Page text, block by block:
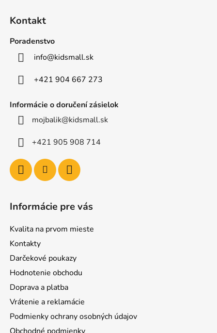
Kontakt
Poradenstvo
info@kidsmall.sk
+421 904 667 273
Informácie o doručení zásielok
mojbalik@kidsmall.sk
+421 905 908 714
Informácie pre vás
Kvalita na prvom mieste
Kontakty
Darčekové poukazy
Hodnotenie obchodu
Doprava a platba
Vrátenie a reklamácie
Podmienky ochrany osobných údajov